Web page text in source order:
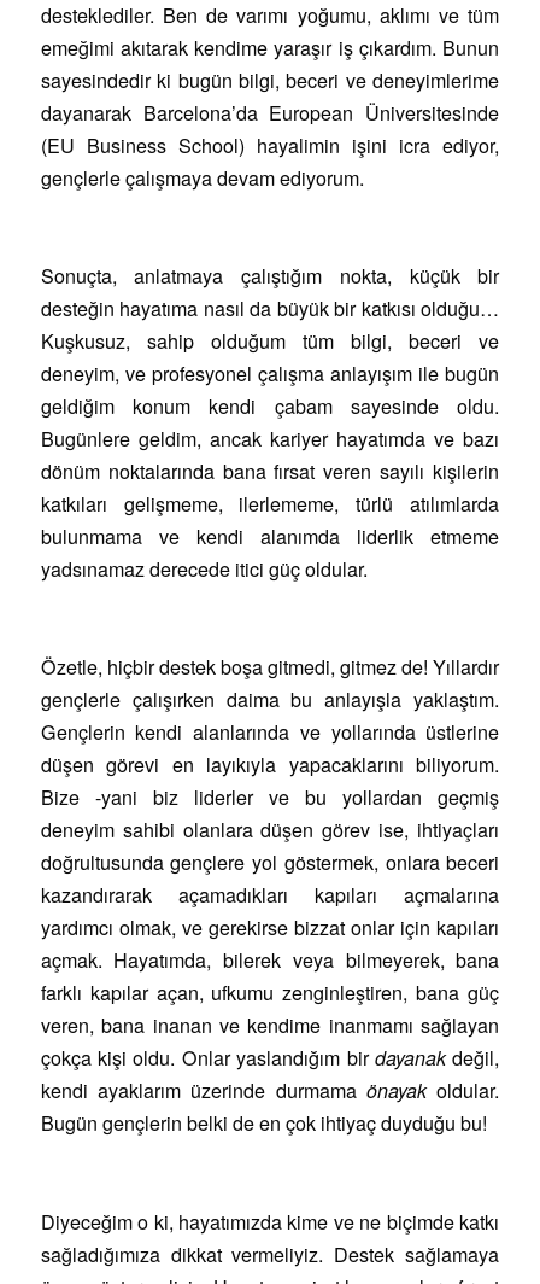
desteklediler. Ben de varımı yoğumu, aklımı ve tüm
emeğimi akıtarak kendime yaraşır iş çıkardım. Bunun
sayesindedir ki bugün bilgi, beceri ve deneyimlerime
dayanarak Barcelona’da European Üniversitesinde
(EU Business School) hayalimin işini icra ediyor,
gençlerle çalışmaya devam ediyorum.
Sonuçta, anlatmaya çalıştığım nokta, küçük bir
desteğin hayatıma nasıl da büyük bir katkısı olduğu…
Kuşkusuz, sahip olduğum tüm bilgi, beceri ve
deneyim, ve profesyonel çalışma anlayışım ile bugün
geldiğim konum kendi çabam sayesinde oldu.
Bugünlere geldim, ancak kariyer hayatımda ve bazı
dönüm noktalarında bana fırsat veren sayılı kişilerin
katkıları gelişmeme, ilerlememe, türlü atılımlarda
bulunmama ve kendi alanımda liderlik etmeme
yadsınamaz derecede itici güç oldular.
Özetle, hiçbir destek boşa gitmedi, gitmez de! Yıllardır
gençlerle çalışırken daima bu anlayışla yaklaştım.
Gençlerin kendi alanlarında ve yollarında üstlerine
düşen görevi en layıkıyla yapacaklarını biliyorum.
Bize -yani biz liderler ve bu yollardan geçmiş
deneyim sahibi olanlara düşen görev ise, ihtiyaçları
doğrultusunda gençlere yol göstermek, onlara beceri
kazandırarak açamadıkları kapıları açmalarına
yardımcı olmak, ve gerekirse bizzat onlar için kapıları
açmak. Hayatımda, bilerek veya bilmeyerek, bana
farklı kapılar açan, ufkumu zenginleştiren, bana güç
veren, bana inanan ve kendime inanmamı sağlayan
çokça kişi oldu. Onlar yaslandığım birdayanakdeğil,
kendi ayaklarım üzerinde durmamaönayakoldular.
Bugün gençlerin belki de en çok ihtiyaç duyduğu bu!
Diyeceğim o ki, hayatımızda kime ve ne biçimde katkı
sağladığımıza dikkat vermeliyiz. Destek sağlamaya